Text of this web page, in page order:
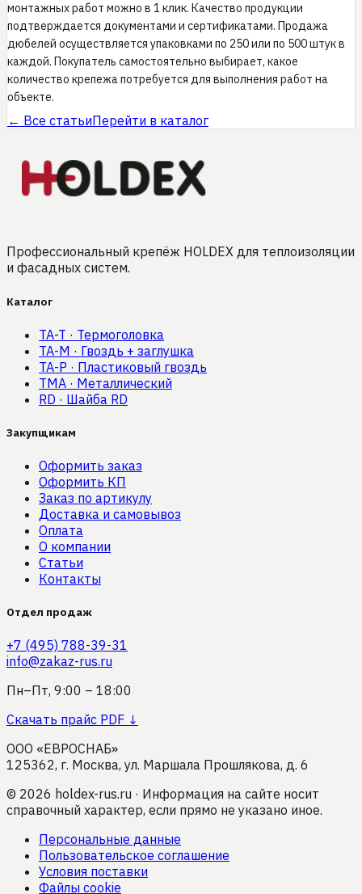
монтажных работ можно в 1 клик. Качество продукции
подтверждается документами и сертификатами. Продажа
дюбелей осуществляется упаковками по 250 или по 500 штук в
каждой. Покупатель самостоятельно выбирает, какое
количество крепежа потребуется для выполнения работ на
объекте.
← Все статьиПерейти в каталог
Профессиональный крепёж HOLDEX для теплоизоляции
и фасадных систем.
Каталог
TA-T · Термоголовка
TA-M · Гвоздь + заглушка
TA-P · Пластиковый гвоздь
TMA · Металлический
RD · Шайба RD
Закупщикам
Оформить заказ
Оформить КП
Заказ по артикулу
Доставка и самовывоз
Оплата
О компании
Статьи
Контакты
Отдел продаж
+7 (495) 788-39-31
info@zakaz-rus.ru
Пн–Пт, 9:00 – 18:00
Скачать прайс PDF ↓
ООО «ЕВРОСНАБ»
125362, г. Москва, ул. Маршала Прошлякова, д. 6
© 2026 holdex-rus.ru · Информация на сайте носит
справочный характер, если прямо не указано иное.
Персональные данные
Пользовательское соглашение
Условия поставки
Файлы cookie